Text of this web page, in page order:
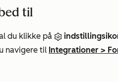
til
du klikke på
navigere til Integrationer >